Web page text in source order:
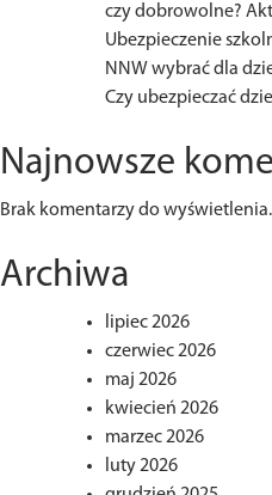
czy dobrowolne?
Ubezpieczenie
NNW wybrać dla
Czy ubezpieczać
Najnowsze
Brak komentarzy do wyświetlenia.
Archiwa
lipiec 2026
czerwiec 2026
maj 2026
kwiecień 2026
marzec 2026
luty 2026